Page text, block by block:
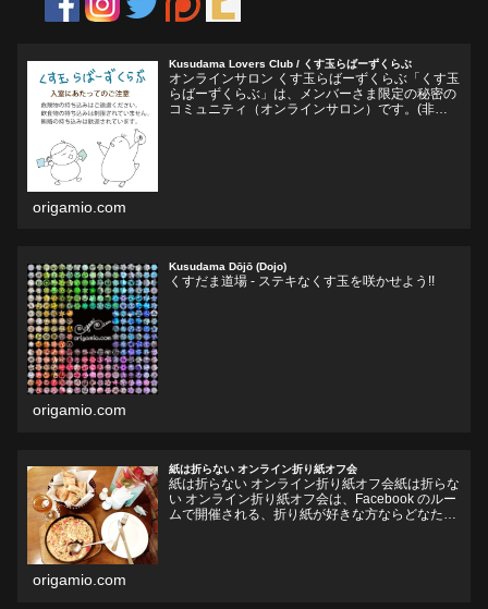
Kusudama Lovers Club / くす玉らばーずくらぶ
オンラインサロン くす玉らばーずくらぶ「くす玉
らばーずくらぶ」は、メンバーさま限定の秘密の
コミュニティ（オンラインサロン）です。(非公
origamio.com
Kusudama Dōjō (Dojo)
くすだま道場 - ステキなくす玉を咲かせよう!!
origamio.com
紙は折らない オンライン折り紙オフ会
紙は折らない オンライン折り紙オフ会紙は折らな
い オンライン折り紙オフ会は、Facebook のルー
ムで開催される、折り紙が好きな方ならどなたで
origamio.com